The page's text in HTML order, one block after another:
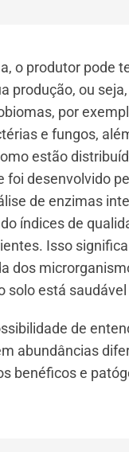
o produtor pode
produção, ou
por
e fungos,
estão
foi desenvolvido
de enzimas
índices de
Isso
dos
solo está
de
abundâncias
benéficos e